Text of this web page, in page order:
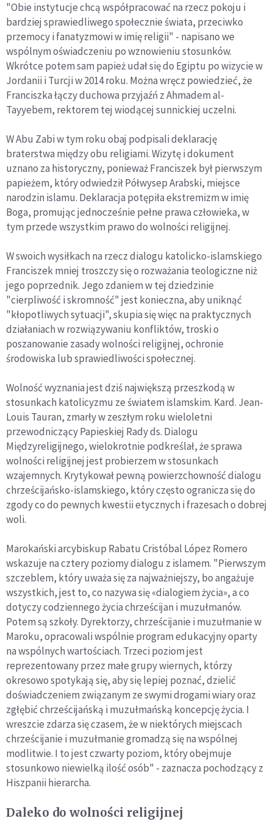
"Obie instytucje chcą współpracować na rzecz pokoju i
bardziej sprawiedliwego społecznie świata, przeciwko
przemocy i fanatyzmowi w imię religii" - napisano we
wspólnym oświadczeniu po wznowieniu stosunków.
Wkrótce potem sam papież udał się do Egiptu po wizycie w
Jordanii i Turcji w 2014 roku. Można wręcz powiedzieć, że
Franciszka łączy duchowa przyjaźń z Ahmadem al-
Tayyebem, rektorem tej wiodącej sunnickiej uczelni.
W Abu Zabi w tym roku obaj podpisali deklarację
braterstwa między obu religiami. Wizytę i dokument
uznano za historyczny, ponieważ Franciszek był pierwszym
papieżem, który odwiedził Półwysep Arabski, miejsce
narodzin islamu. Deklaracja potępiła ekstremizm w imię
Boga, promując jednocześnie pełne prawa człowieka, w
tym przede wszystkim prawo do wolności religijnej.
W swoich wysiłkach na rzecz dialogu katolicko-islamskiego
Franciszek mniej troszczy się o rozważania teologiczne niż
jego poprzednik. Jego zdaniem w tej dziedzinie
"cierpliwość i skromność" jest konieczna, aby uniknąć
"kłopotliwych sytuacji", skupia się więc na praktycznych
działaniach w rozwiązywaniu konfliktów, troski o
poszanowanie zasady wolności religijnej, ochronie
środowiska lub sprawiedliwości społecznej.
Wolność wyznania jest dziś największą przeszkodą w
stosunkach katolicyzmu ze światem islamskim. Kard. Jean-
Louis Tauran, zmarły w zeszłym roku wieloletni
przewodniczący Papieskiej Rady ds. Dialogu
Międzyreligijnego, wielokrotnie podkreślał, że sprawa
wolności religijnej jest probierzem w stosunkach
wzajemnych. Krytykował pewną powierzchowność dialogu
chrześcijańsko-islamskiego, który często ogranicza się do
zgody co do pewnych kwestii etycznych i frazesach o dobrej
woli.
Marokański arcybiskup Rabatu Cristóbal López Romero
wskazuje na cztery poziomy dialogu z islamem. "Pierwszym
szczeblem, który uważa się za najważniejszy, bo angażuje
wszystkich, jest to, co nazywa się «dialogiem życia», a co
dotyczy codziennego życia chrześcijan i muzułmanów.
Potem są szkoły. Dyrektorzy, chrześcijanie i muzułmanie w
Maroku, opracowali wspólnie program edukacyjny oparty
na wspólnych wartościach. Trzeci poziom jest
reprezentowany przez małe grupy wiernych, którzy
okresowo spotykają się, aby się lepiej poznać, dzielić
doświadczeniem związanym ze swymi drogami wiary oraz
zgłębić chrześcijańską i muzułmańską koncepcję życia. I
wreszcie zdarza się czasem, że w niektórych miejscach
chrześcijanie i muzułmanie gromadzą się na wspólnej
modlitwie. I to jest czwarty poziom, który obejmuje
stosunkowo niewielką ilość osób" - zaznacza pochodzący z
Hiszpanii hierarcha.
Daleko do wolności religijnej